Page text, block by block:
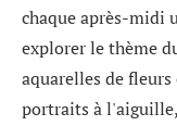
chaque après-midi
explorer le thème
aquarelles de fleurs
portraits à